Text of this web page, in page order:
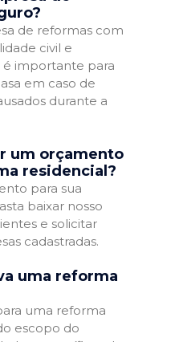
de reformas com
civil e
importante para
em caso de
durante a
um orçamento
residencial?
para sua
baixar nosso
e solicitar
cadastradas.
uma reforma
uma reforma
escopo do